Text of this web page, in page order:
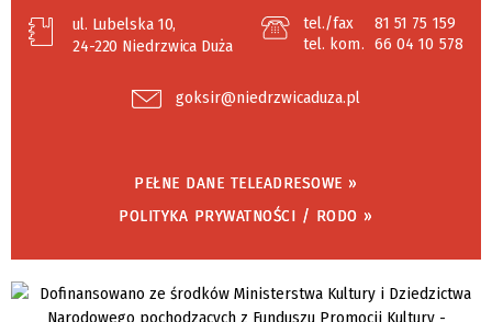
ul. Lubelska 10,
24-220 Niedrzwica Duża
tel./fax
81 51 75 159
tel. kom. 66 04 10 578
goksir@niedrzwicaduza.pl
PEŁNE DANE TELEADRESOWE »
POLITYKA PRYWATNOŚCI / RODO »